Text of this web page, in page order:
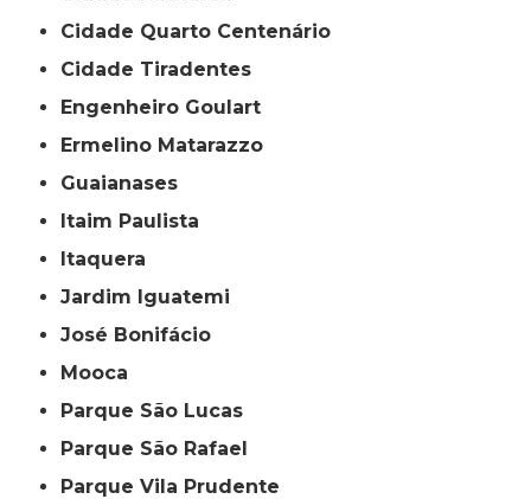
Cidade Quarto Centenário
Cidade Tiradentes
Engenheiro Goulart
Ermelino Matarazzo
Guaianases
Itaim Paulista
Itaquera
Jardim Iguatemi
José Bonifácio
Mooca
Parque São Lucas
Parque São Rafael
Parque Vila Prudente